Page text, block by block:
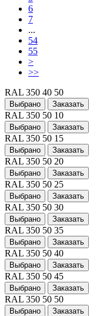
6
7
...
54
55
>
>>
RAL 350 40 50
Выбрано Заказать
RAL 350 50 10
Выбрано Заказать
RAL 350 50 15
Выбрано Заказать
RAL 350 50 20
Выбрано Заказать
RAL 350 50 25
Выбрано Заказать
RAL 350 50 30
Выбрано Заказать
RAL 350 50 35
Выбрано Заказать
RAL 350 50 40
Выбрано Заказать
RAL 350 50 45
Выбрано Заказать
RAL 350 50 50
Выбрано Заказать